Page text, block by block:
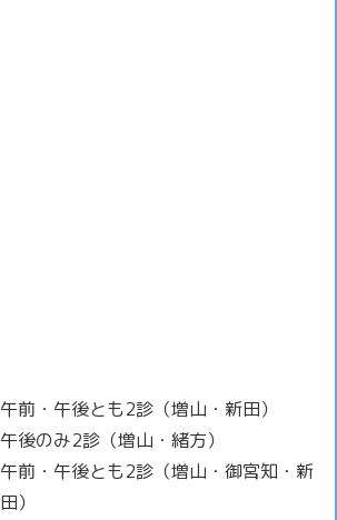
午前・午後とも2診（増山・新田）
午後のみ2診（増山・緒方）
午前・午後とも2診（増山・御宮知・新
田）